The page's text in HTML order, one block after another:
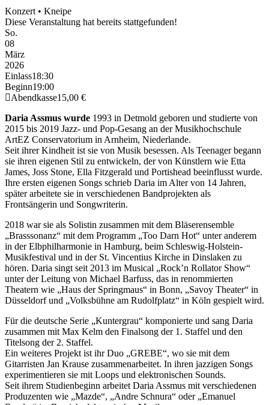
Konzert • Kneipe
Diese Veranstaltung hat bereits stattgefunden!
So.
08
März
2026
Einlass18:30
Beginn19:00
Abendkasse15,00 €
Daria Assmus wurde 1993 in Detmold geboren und studierte von
2015 bis 2019 Jazz- und Pop-Gesang an der Musikhochschule
ArtEZ Conservatorium in Arnheim, Niederlande.
Seit ihrer Kindheit ist sie von Musik besessen. Als Teenager begann
sie ihren eigenen Stil zu entwickeln, der von Künstlern wie Etta
James, Joss Stone, Ella Fitzgerald und Portishead beeinflusst wurde.
Ihre ersten eigenen Songs schrieb Daria im Alter von 14 Jahren,
später arbeitete sie in verschiedenen Bandprojekten als
Frontsängerin und Songwriterin.
2018 war sie als Solistin zusammen mit dem Bläserensemble
„Brasssonanz“ mit dem Programm „Too Darn Hot“ unter anderem
in der Elbphilharmonie in Hamburg, beim Schleswig-Holstein-
Musikfestival und in der St. Vincentius Kirche in Dinslaken zu
hören. Daria singt seit 2013 im Musical „Rock’n Rollator Show“
unter der Leitung von Michael Barfuss, das in renommierten
Theatern wie „Haus der Springmaus“ in Bonn, „Savoy Theater“ in
Düsseldorf und „Volksbühne am Rudolfplatz“ in Köln gespielt wird.
Für die deutsche Serie „Kuntergrau“ komponierte und sang Daria
zusammen mit Max Kelm den Finalsong der 1. Staffel und den
Titelsong der 2. Staffel.
Ein weiteres Projekt ist ihr Duo „GREBE“, wo sie mit dem
Gitarristen Jan Krause zusammenarbeitet. In ihren jazzigen Songs
experimentieren sie mit Loops und elektronischen Sounds.
Seit ihrem Studienbeginn arbeitet Daria Assmus mit verschiedenen
Produzenten wie „Mazde“, „Andre Schnura“ oder „Emanuel